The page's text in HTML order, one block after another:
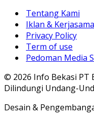
Tentang Kami
Iklan & Kerjasama
Privacy Policy
Term of use
Pedoman Media
© 2026 Info Bekasi PT
Dilindungi Undang-
Desain &